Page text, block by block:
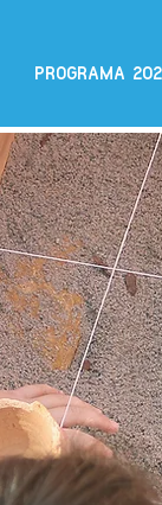
PROGRAMA